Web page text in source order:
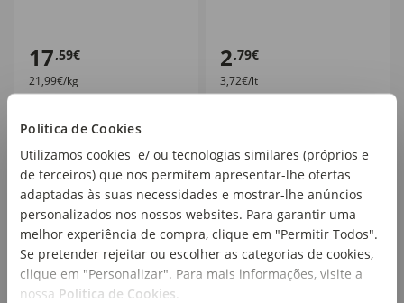
Política de Cookies
Utilizamos cookies e/ ou tecnologias similares (próprios e
de terceiros) que nos permitem apresentar-lhe ofertas
adaptadas às suas necessidades e mostrar-lhe anúncios
personalizados nos nossos websites. Para garantir uma
melhor experiência de compra, clique em "Permitir Todos".
Se pretender rejeitar ou escolher as categorias de cookies,
clique em "Personalizar". Para mais informações, visite a
nossa Política de Cookies
17,59€
21,99€/kg
2,79€
3,72€/lt
10